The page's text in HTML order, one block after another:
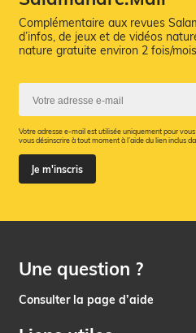
Complémentaire aux revues
d’infos, de jeux et de vidéos
nature gratuite environ 2 fois/
Votre adresse e-mail est utilisée uniquement pour
vous désinscrire à tout moment à l’aide du lien inclus
Je m'inscris
Une question ?
Consulter la page d’aide